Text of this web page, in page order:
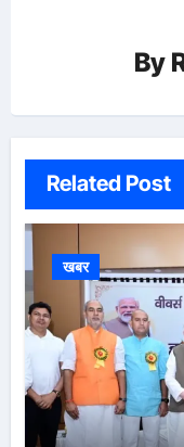
By
Related Post
खबर